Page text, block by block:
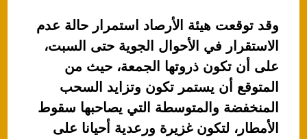
وقد توقعت هيئة الأرصاد استمرار حالة عدم
الاستقرار في الأحوال الجوية حتى السبت،
على أن تكون ذروتها الجمعة، حيث من
المتوقع أن يستمر تكون وتزايد السحب
المنخفضة والمتوسطة التي يصاحبها سقوط
الأمطار، لتكون غزيرة ورعدية أحيانا على